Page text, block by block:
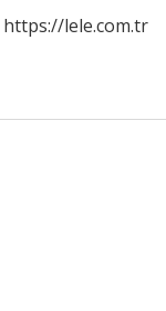
https://lele.com.tr